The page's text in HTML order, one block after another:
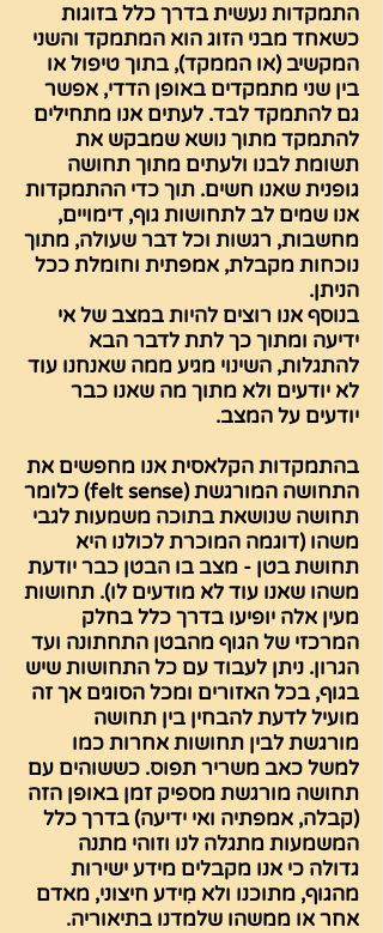
התמקדות נעשית בדרך כלל בזוגות
כשאחד מבני הזוג הוא המתמקד והשני
המקשיב (או הממקד), בתוך טיפול או
בין שני מתמקדים באופן הדדי, אפשר
גם להתמקד לבד. לעתים אנו מתחילים
להתמקד מתוך נושא שמבקש את
תשומת לבנו ולעתים מתוך תחושה
גופנית שאנו חשים. תוך כדי ההתמקדות
אנו שמים לב לתחושות גוף, דימויים,
מחשבות, רגשות וכל דבר שעולה, מתוך
נוכחות מקבלת, אמפתית וחומלת ככל
הניתן.
בנוסף אנו רוצים להיות במצב של אי
ידיעה ומתוך כך לתת לדבר הבא
להתגלות, השינוי מגיע ממה שאנחנו עוד
לא יודעים ולא מתוך מה שאנו כבר
יודעים על המצב.
בהתמקדות הקלאסית אנו מחפשים את
התחושה המורגשת (felt sense) כלומר
תחושה שנושאת בתוכה משמעות לגבי
משהו (דוגמה המוכרת לכולנו היא
תחושת בטן - מצב בו הבטן כבר יודעת
משהו שאנו עוד לא מודעים לו). תחושות
מעין אלה יופיעו בדרך כלל בחלק
המרכזי של הגוף מהבטן התחתונה ועד
הגרון. ניתן לעבוד עם כל התחושות שיש
בגוף, בכל האזורים ומכל הסוגים אך זה
מועיל לדעת להבחין בין תחושה
מורגשת לבין תחושות אחרות כמו
למשל כאב משריר תפוס. כששוהים עם
תחושה מורגשת מספיק זמן באופן הזה
(קבלה, אמפתיה ואי ידיעה) בדרך כלל
המשמעות מתגלה לנו וזוהי מתנה
גדולה כי אנו מקבלים מידע ישירות
מהגוף, מתוכנו ולא מִידע חיצוני, מאדם
אחר או ממשהו שלמדנו בתיאוריה.